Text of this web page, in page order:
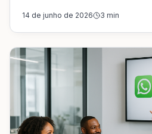
14 de junho de 2026 3 min